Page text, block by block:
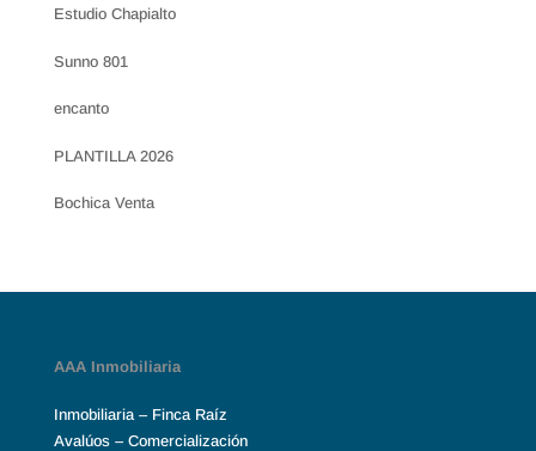
Estudio Chapialto
Sunno 801
encanto
PLANTILLA 2026
Bochica Venta
AAA Inmobiliaria
Inmobiliaria – Finca Raíz
Avalúos – Comercialización